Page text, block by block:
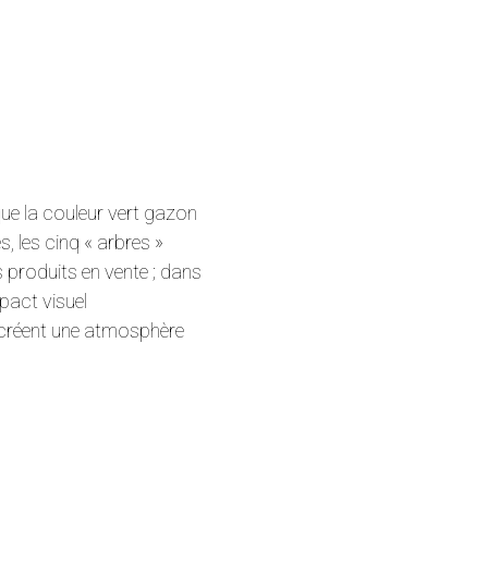
la couleur vert gazon
les cinq « arbres »
en vente ; dans
visuel
une atmosphère